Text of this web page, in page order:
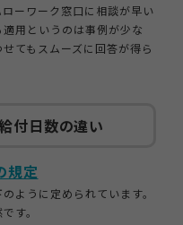
ーワーク窓口に相談が早い
用というのは事例が少な
てもスムーズに回答が得ら
付日数の違い
規定
ように定められています。
す。